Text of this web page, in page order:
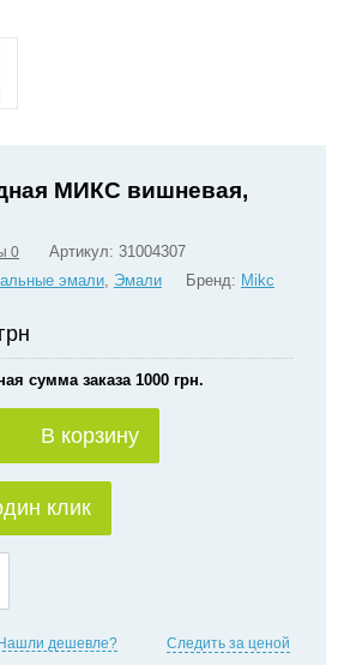
МИКС вишневая,
0 Артикул: 31004307
эмали, Эмали Бренд: Mikс
грн
сумма заказа 1000 грн.
В корзину
клик
дешевле? Следить за ценой